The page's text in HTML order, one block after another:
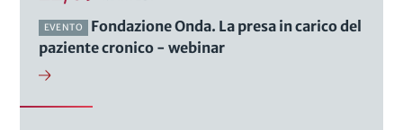
EVENTO
Fondazione Onda. La presa in carico del
paziente cronico - webinar